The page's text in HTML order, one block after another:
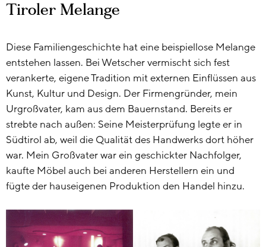
Tiroler Melange
Diese Familiengeschichte hat eine beispiellose Melange
entstehen lassen. Bei Wetscher vermischt sich fest
verankerte, eigene Tradition mit externen Einflüssen aus
Kunst, Kultur und Design. Der Firmengründer, mein
Urgroßvater, kam aus dem Bauernstand. Bereits er
strebte nach außen: Seine Meisterprüfung legte er in
Südtirol ab, weil die Qualität des Handwerks dort höher
war. Mein Großvater war ein geschickter Nachfolger,
kaufte Möbel auch bei anderen Herstellern ein und
fügte der hauseigenen Produktion den Handel hinzu.